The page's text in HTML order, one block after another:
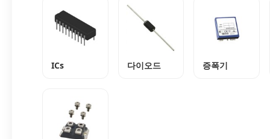
ICs 다이오드 증폭기